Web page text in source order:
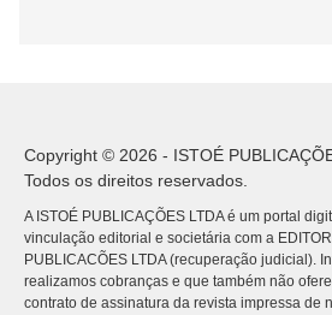
Copyright © 2026 - ISTOÉ
Todos os direitos reservados.
A ISTOÉ PUBLICAÇÕES LTDA é um portal
vinculação editorial e societária com a
PUBLICACÕES LTDA (recuperação judicial).
realizamos cobranças e que também não
contrato de assinatura da revista impressa de